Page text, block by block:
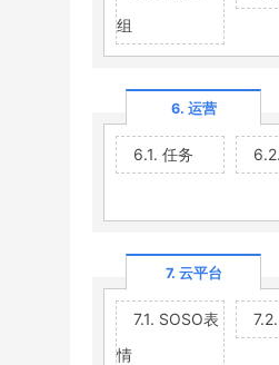
组
6. 运营
6.1. 任务
7. 云平台
7.1. SOSO表
情